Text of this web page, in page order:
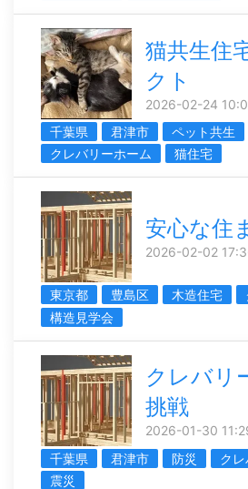
猫共生住
クト
2026-02-24
千葉県
君津市
ペット共生
クレバリーホーム
猫住宅
安心な住
2026-02-02
東京都 豊島区 木造住宅
構造見学会
クレバリ
挑戦
2026-01-30
千葉県
君津市 防災
ク
震災